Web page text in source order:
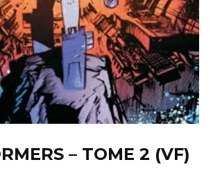
– TOME 2 (VF)